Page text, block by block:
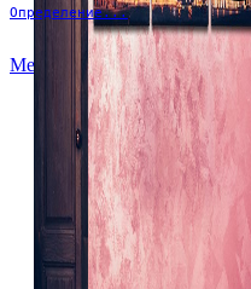
Определение...
Меню